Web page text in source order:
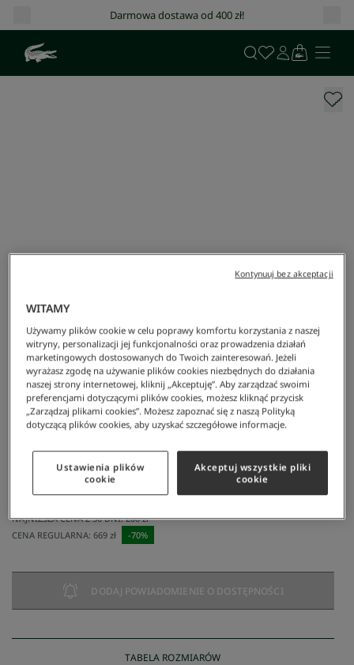
Darmowa dostawa od 400 zł!
Mężczyzna/Odzież/Spodnie I Jeansy Lacoste Spodnie Męskie
Lacoste Spodnie Męskie
NAJNIŻSZA CENA Z 30 DNI: 200 zł
CENA REGULARNA: 669 zł -70%
DODAJ POWIADOMIENIE O DOSTĘPNOŚCI
TABELA ROZMIARÓW
WITAMY
Używamy plików cookie w celu poprawy komfortu korzystania z naszej
witryny, personalizacji jej funkcjonalności oraz prowadzenia działań
marketingowych dostosowanych do Twoich zainteresowań. Jeżeli
wyrażasz zgodę na używanie plików cookies niezbędnych do działania
naszej strony internetowej, kliknij „Akceptuję”. Aby zarządzać swoimi
preferencjami dotyczącymi plików cookies, możesz kliknąć przycisk
„Zarządzaj plikami cookies”. Możesz zapoznać się z naszą Polityką
dotyczącą plików cookies, aby uzyskać szczegółowe informacje.
Ustawienia plików
cookie
Akceptuj wszystkie pliki
cookie
Kontynuuj bez akceptacji